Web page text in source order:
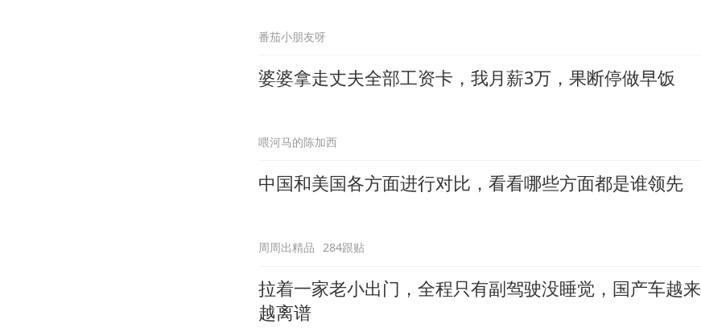
番茄小朋友呀
婆婆拿走丈夫全部工资卡，我月薪3万，果断停做早饭
喂河马的陈加西
中国和美国各方面进行对比，看看哪些方面都是谁领先
周周出精品 284跟贴
拉着一家老小出门，全程只有副驾驶没睡觉，国产车越来
越离谱